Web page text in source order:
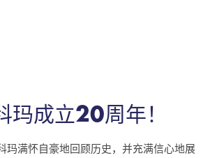
成立20周年！
玛满怀自豪地回顾历史，并充满信心地展